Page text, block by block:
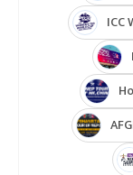
ICC